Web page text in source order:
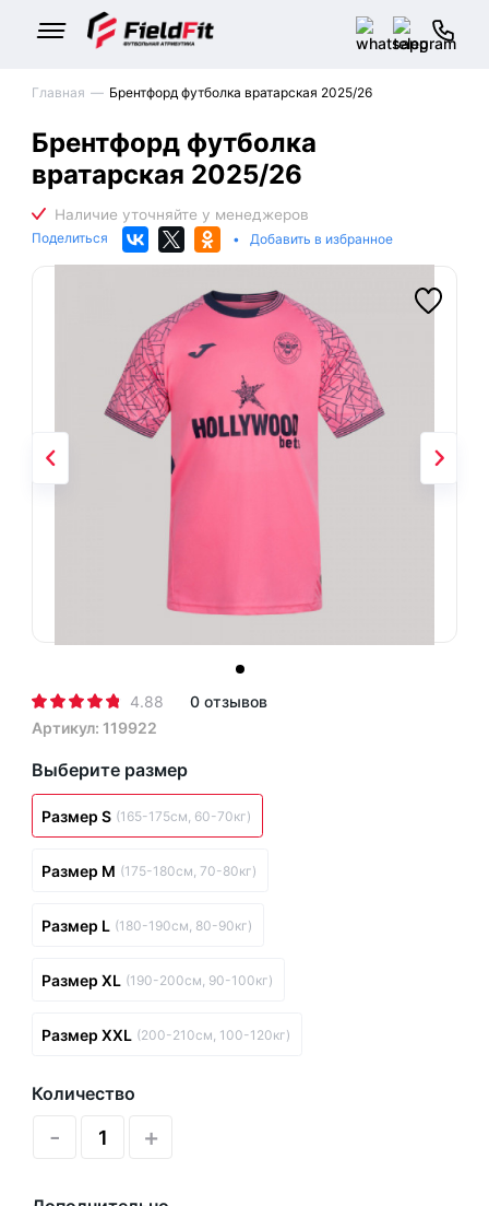
Главная Брентфорд футболка вратарская 2025/26
Брентфорд футболка
вратарская 2025/26
Поделиться • Добавить в избранное
4.88
0 отзывов
Артикул: 119922
Выберите размер
Размер S (165-175см, 60-70кг)
Размер M (175-180см, 70-80кг)
Размер L (180-190см, 80-90кг)
Размер XL (190-200см, 90-100кг)
Размер XXL (200-210см, 100-120кг)
Количество
- +